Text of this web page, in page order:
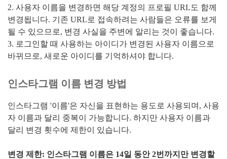
2. 사용자 이름을 변경하면 해당 계정의 프로필 URL도 함께
변경됩니다. 기존 URL로 접속하려는 사람들은 오류를 보게
될 수 있으므로, 변경 사실을 주변에 알리는 것이 좋습니다.
3. 로그인할 때 사용하는 아이디가 변경된 사용자 이름으로
바뀌므로, 새로운 아이디를 기억하셔야 합니다.
인스타그램 이름 변경 방법
인스타그램 '이름'은 자신을 표현하는 용도로 사용되며, 사용
자 이름과 달리 중복이 가능합니다. 하지만 사용자 이름과
달리 변경 횟수에 제한이 있습니다.
변경 제한: 인스타그램 이름은 14일 동안 2번까지만 변경할